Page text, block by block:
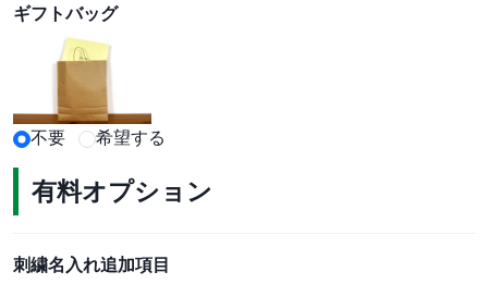
ギフトバッグ
不要 希望する
有料オプション
刺繍名入れ追加項目